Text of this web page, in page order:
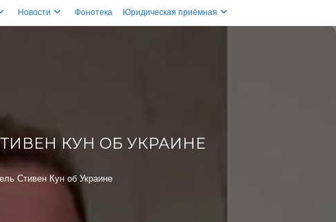
Новости Фонотека Юридическая приёмная
КУН ОБ УКРАИНЕ
Стивен Кун об Украине